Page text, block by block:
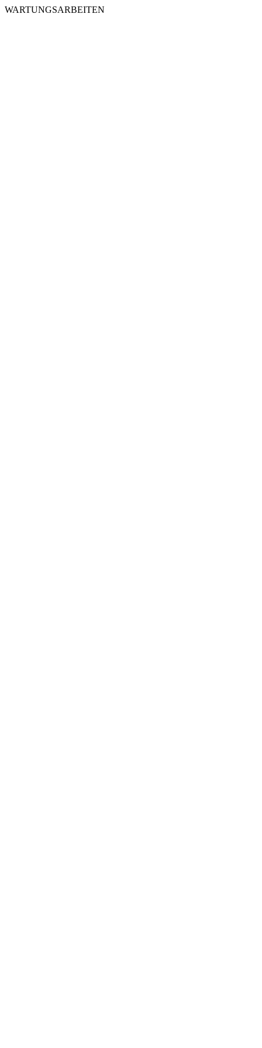
WARTUNGSARBEITEN